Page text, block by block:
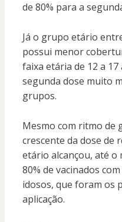
de 80% para a
Já o grupo etário
possui menor
faixa etária de 12 a
segunda dose muito
grupos.
Mesmo com ritmo de
crescente da dose de
etário alcançou, até o
80% de vacinados
idosos, que foram os
aplicação.